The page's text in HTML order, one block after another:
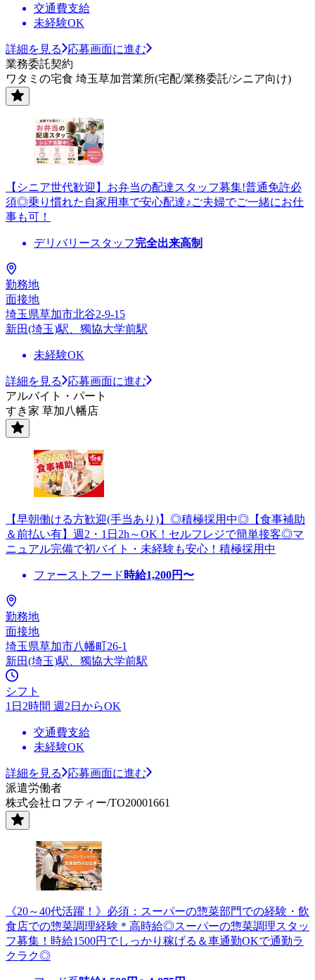
交通費支給
未経験OK
詳細を見る
応募画面に進む
業務委託契約
ワタミの宅食 埼玉草加営業所(宅配/業務委託/シニア向け)
【シニア世代歓迎】お弁当の配達スタッフ募集!普通免許必
須◎乗り慣れた自家用車で安心配達♪ご夫婦でご一緒にお仕
事も可！
デリバリースタッフ完全出来高制
勤務地
面接地
埼玉県草加市北谷2-9-15
新田(埼玉)駅、獨協大学前駅
未経験OK
詳細を見る
応募画面に進む
アルバイト・パート
すき家 草加八幡店
【早朝働ける方歓迎(手当あり)】◎積極採用中◎【食事補助
＆前払い有】週2・1日2h～OK！セルフレジで簡単接客◎マ
ニュアル完備で初バイト・未経験も安心！積極採用中
ファーストフード 時給1,200円〜
勤務地
面接地
埼玉県草加市八幡町26-1
新田(埼玉)駅、獨協大学前駅
シフト
1日2時間 週2日からOK
交通費支給
未経験OK
詳細を見る
応募画面に進む
派遣労働者
株式会社ロフティー/TO20001661
《20～40代活躍！》必須：スーパーの惣菜部門での経験・飲
食店での惣菜調理経験＊高時給◎スーパーの惣菜調理スタッ
フ募集！時給1500円でしっかり稼げる＆車通勤OKで通勤ラ
クラク◎